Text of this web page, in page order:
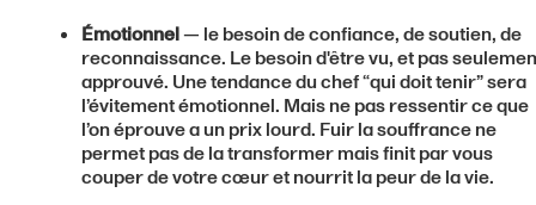
Émotionnel— le besoin de confiance, de soutien, de
reconnaissance. Le besoin d'être vu, et pas
approuvé. Une tendance du chef “qui doit tenir” sera
l’évitement émotionnel. Mais ne pas ressentir ce que
l’on éprouve a un prix lourd. Fuir la souffrance ne
permet pas de la transformer mais finit par vous
couper de votre cœur et nourrit la peur de la vie.